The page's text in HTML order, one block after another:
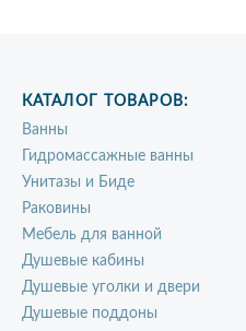
КАТАЛОГ ТОВАРОВ:
Ванны
Гидромассажные ванны
Унитазы и Биде
Раковины
Мебель для ванной
Душевые кабины
Душевые уголки и двери
Душевые поддоны